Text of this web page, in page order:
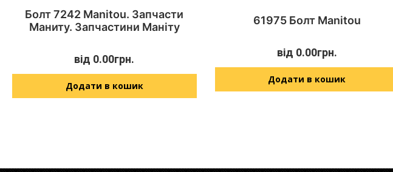
Болт 7242 Manitou. Запчасти
Маниту. Запчастини Маніту
від 0.00грн.
Додати в кошик
61975 Болт Manitou
від 0.00грн.
Додати в кошик